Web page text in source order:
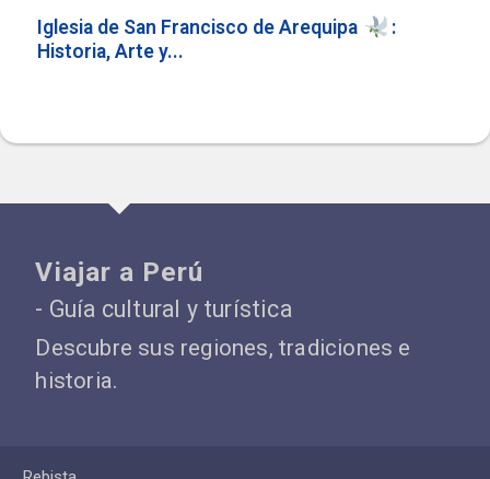
Iglesia de San Francisco de Arequipa
️:
Historia, Arte y...
Viajar a Perú
- Guía cultural y turística
Descubre sus regiones, tradiciones e
historia.